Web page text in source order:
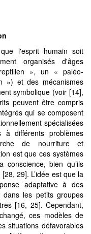
l'esprit humain soit
organisés d'âges
», un « paléo-
») et des mécanismes
symbolique (voir [14],
peuvent être compris
qui se composent
spécialisées
différents problèmes
de nourriture et
est que ces systèmes
bien qu’ils
29]. L’idée est que la
adaptative à des
dans les petits groupes
[16, 25]. Cependant,
ces modèles de
situations défavorables